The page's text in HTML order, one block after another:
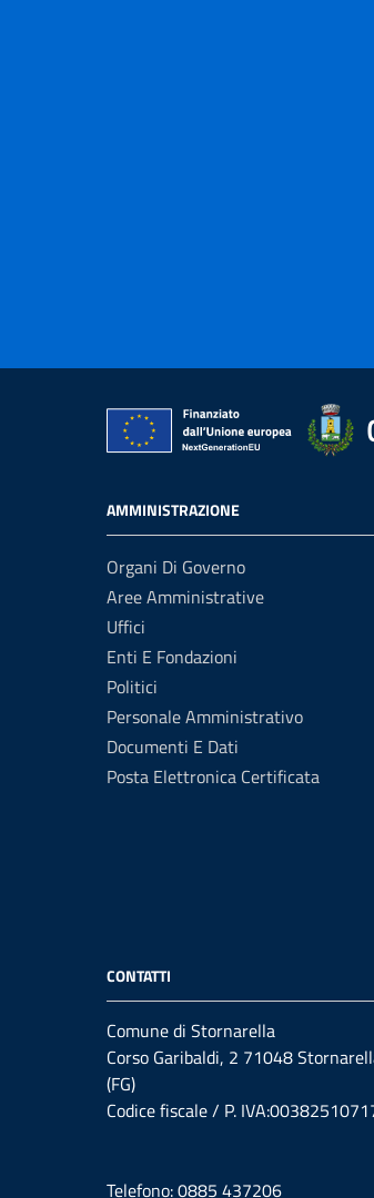
AMMINISTRAZIONE
Organi Di Governo
Aree Amministrative
Uffici
Enti E Fondazioni
Politici
Personale Amministrativo
Documenti E Dati
Posta Elettronica Certificata
CONTATTI
Comune di Stornarella
Corso Garibaldi, 2 71048
(FG)
Codice fiscale / P.
Telefono: 0885 437206